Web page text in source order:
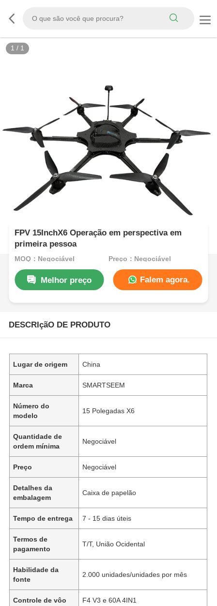
1 / 1
FPV 15InchX6 Operação em perspectiva em
primeira pessoa
MOQ：Negociável Preço：Negociável
Melhor preço Falem agora.
DESCRIçãO DE PRODUTO
Lugar de origem China
Marca SMARTSEEM
Número do
modelo
15 Polegadas X6
Quantidade de
ordem mínima
Negociável
Preço Negociável
Detalhes da
embalagem
Caixa de papelão
Tempo de entrega 7 - 15 dias úteis
Termos de
pagamento
T/T, União Ocidental
Habilidade da
fonte
2.000 unidades/unidades por mês
Controle de vôo F4 V3 e 60A 4IN1